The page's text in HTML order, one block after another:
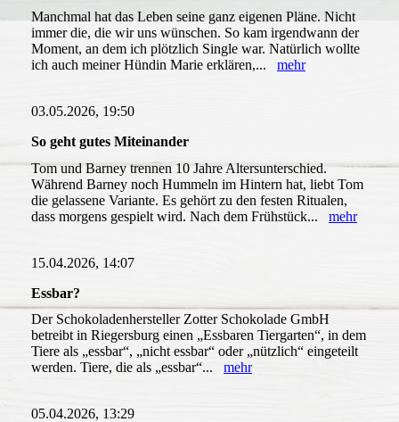
Manchmal hat das Leben seine ganz eigenen Pläne. Nicht
immer die, die wir uns wünschen. So kam irgendwann der
Moment, an dem ich plötzlich Single war. Natürlich wollte
ich auch meiner Hündin Marie erklären,... mehr
03.05.2026, 19:50
So geht gutes Miteinander
Tom und Barney trennen 10 Jahre Altersunterschied.
Während Barney noch Hummeln im Hintern hat, liebt Tom
die gelassene Variante. Es gehört zu den festen Ritualen,
dass morgens gespielt wird. Nach dem Frühstück... mehr
15.04.2026, 14:07
Essbar?
Der Schokoladenhersteller Zotter Schokolade GmbH
betreibt in Riegersburg einen „Essbaren Tiergarten“, in dem
Tiere als „essbar“, „nicht essbar“ oder „nützlich“ eingeteilt
werden. Tiere, die als „essbar“... mehr
05.04.2026, 13:29